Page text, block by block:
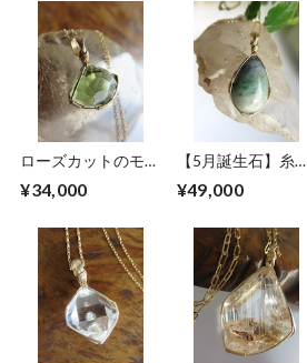
ローズカットのモル
産、2.7ct)女神巻き
¥34,000
【5月誕生石】糸魚
カラー、13.6ct)女
トップ
¥49,000